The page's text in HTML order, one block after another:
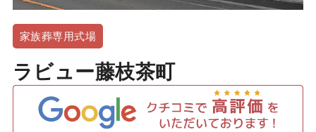
家族葬専用式場
ラビュー藤枝茶町